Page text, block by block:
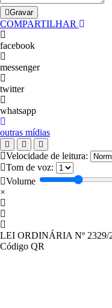
Gravar
COMPARTILHAR
facebook
messenger
twitter
whatsapp
outras mídias
Velocidade de leitura:
Tom de voz:
Volume
×
LEI ORDINÁRIA Nº 2329/
Código QR